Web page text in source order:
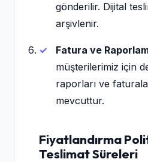
gönderilir. Dijital
arşivlenir.
Fatura ve
müşterilerimiz için
raporları ve
mevcuttur.
Fiyatlandırma
Teslimat Süreleri